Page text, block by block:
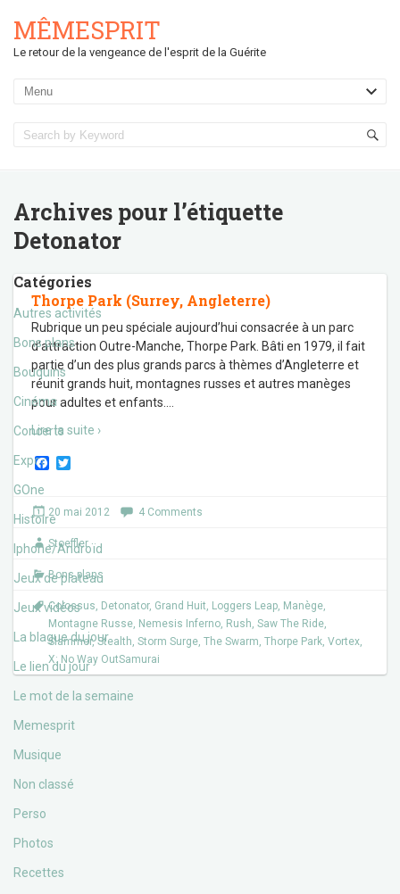
MÊMESPRIT
Le retour de la vengeance de l'esprit de la Guérite
Archives pour l’étiquette
Detonator
Catégories
Autres activités
Bons plans
Bouquins
Cinéma
Concerts
Expos
GOne
Histoire
Iphone/Androïd
Jeux de plateau
Jeux vidéos
La blague du jour
Le lien du jour
Le mot de la semaine
Memesprit
Musique
Non classé
Perso
Photos
Recettes
Thorpe Park (Surrey, Angleterre)
Rubrique un peu spéciale aujourd’hui consacrée à un parc
d’attraction Outre-Manche, Thorpe Park. Bâti en 1979, il fait
partie d’un des plus grands parcs à thèmes d’Angleterre et
réunit grands huit, montagnes russes et autres manèges
pour adultes et enfants.
Lire la suite ›
F
e
b
o
t
r
20 mai 2012 4 Comments
Stoeffler
Bons plans
Colossus, Detonator, Grand Huit, Loggers Leap, Manège,
Montagne Russe, Nemesis Inferno, Rush, Saw The Ride,
Slammer,Stealth, Storm Surge, The Swarm, Thorpe Park, Vortex,
X: No Way OutSamurai